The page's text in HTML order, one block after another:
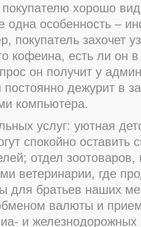
хорошо
одна особенность –
покупатель захочет
кофеина, есть ли он
он получит у
постоянно дежурит в
компьютера.
услуг: уютная
спокойно оставить
отдел зоотоваров,
ветеринарии, где
для братьев наших
валюты и
и железнодорожных